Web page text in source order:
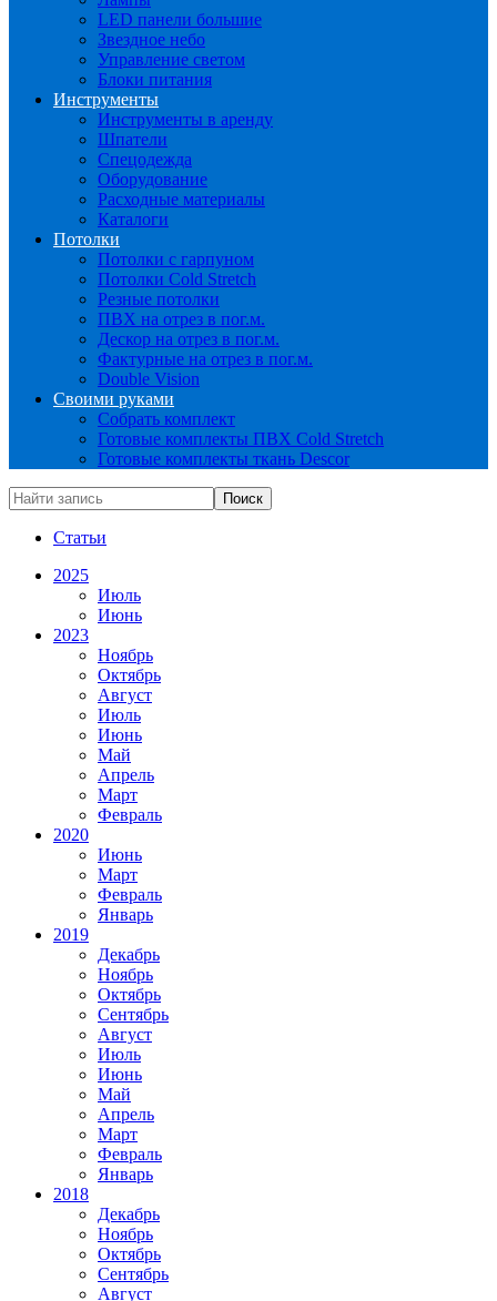
LED панели большие
Звездное небо
Управление светом
Блоки питания
Инструменты
Инструменты в аренду
Шпатели
Спецодежда
Оборудование
Расходные материалы
Каталоги
Потолки
Потолки с гарпуном
Потолки Cold Stretch
Резные потолки
ПВХ на отрез в пог.м.
Дескор на отрез в пог.м.
Фактурные на отрез в пог.м.
Double Vision
Своими руками
Собрать комплект
Готовые комплекты ПВХ Cold Stretch
Готовые комплекты ткань Descor
Статьи
2025
Июль
Июнь
2023
Ноябрь
Октябрь
Август
Июль
Июнь
Май
Апрель
Март
Февраль
2020
Июнь
Март
Февраль
Январь
2019
Декабрь
Ноябрь
Октябрь
Сентябрь
Август
Июль
Июнь
Май
Апрель
Март
Февраль
Январь
2018
Декабрь
Ноябрь
Октябрь
Сентябрь
Август